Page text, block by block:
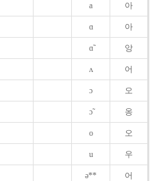
a 아
ɑ 아
ɑ̃ 앙
ʌ 어
ɔ 오
ɔ̃ 옹
o 오
u 우
ə** 어